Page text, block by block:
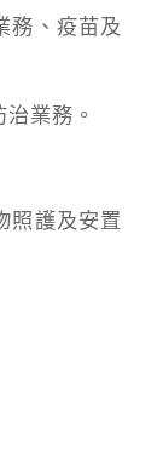
務、疫苗及
業務。
照護及安置